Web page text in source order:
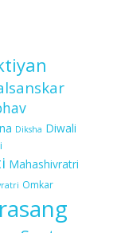
Diksha Diwali
Mahashivratri
Omkar